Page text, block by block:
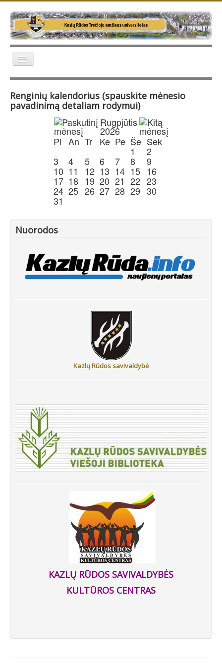
Naujienos
Apie TAU
Apie TAU žiniasklaidoje
Renginių kalendorius (spauskite mėnesio
pavadinimą detaliam rodymui)
Rugpjūtis
2026
Pi An Tr Ke Pe Še Sek
1 2
3 4 5 6 7 8 9
10 11 12 13 14 15 16
17 18 19 20 21 22 23
24 25 26 27 28 29 30
31
Nuorodos
Kazlų Rūdos savivaldybė
KAZLŲ RŪDOS SAVIVALDYBĖS
KULTŪROS CENTRAS